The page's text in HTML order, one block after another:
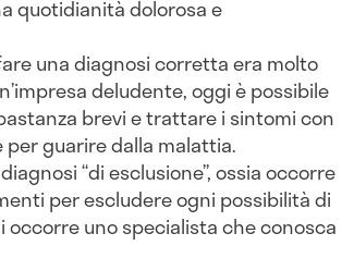
quotidianità dolorosa e
una diagnosi corretta era molto
deludente, oggi è possibile
brevi e trattare i sintomi con
guarire dalla malattia.
“di esclusione”, ossia occorre
per escludere ogni possibilità di
uno specialista che conosca